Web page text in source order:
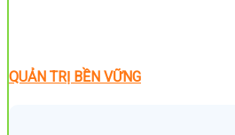
QUẢN TRỊ BỀN VỮNG